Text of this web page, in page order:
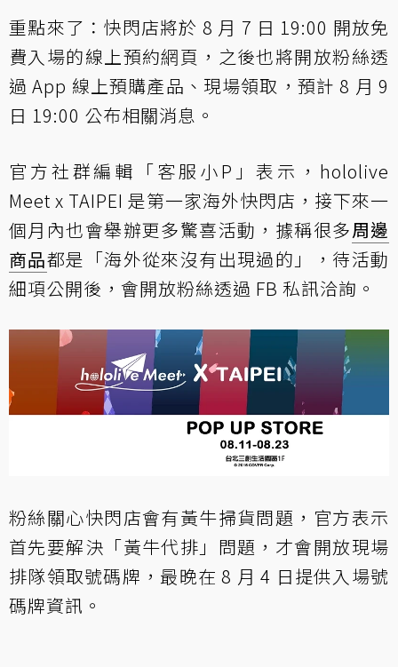
重點來了：快閃店將於 8 月 7 日 19:00 開放免
費入場的線上預約網頁，之後也將開放粉絲透
過 App 線上預購產品、現場領取，預計 8 月 9
日 19:00 公布相關消息。
官方社群編輯「客服小P」表示，hololive
Meet x TAIPEI 是第一家海外快閃店，接下來一
個月內也會舉辦更多驚喜活動，據稱很多周邊
商品都是「海外從來沒有出現過的」，待活動
細項公開後，會開放粉絲透過 FB 私訊洽詢。
粉絲關心快閃店會有黃牛掃貨問題，官方表示
首先要解決「黃牛代排」問題，才會開放現場
排隊領取號碼牌，最晚在 8 月 4 日提供入場號
碼牌資訊。